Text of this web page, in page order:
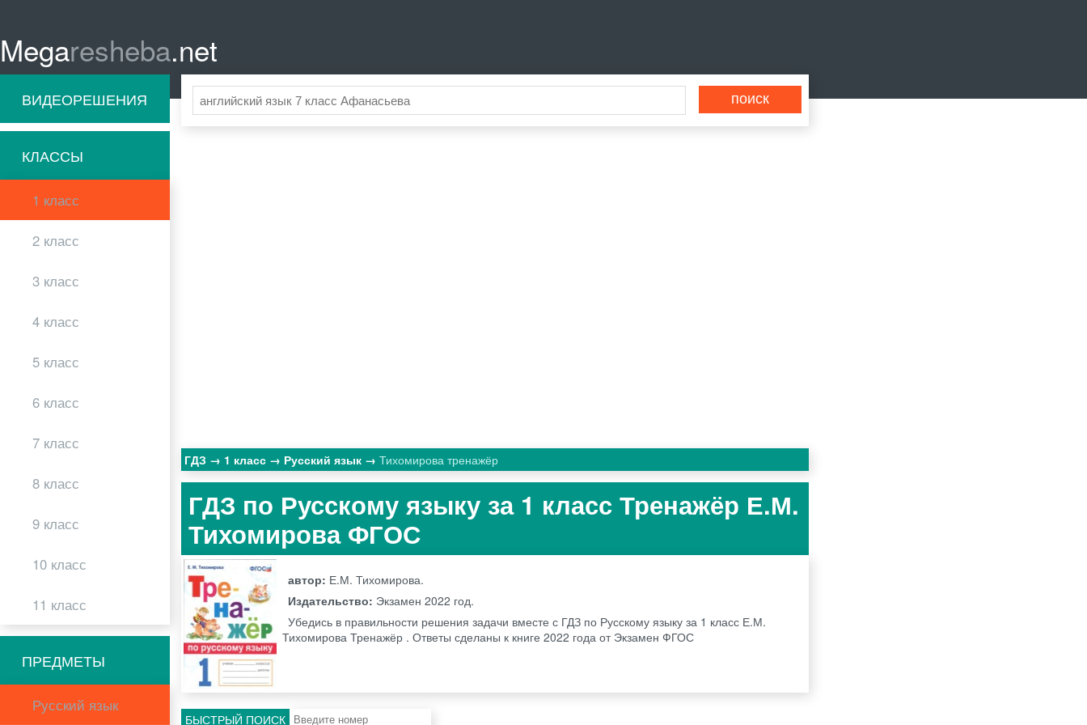
Megaresheba.net
ВИДЕОРЕШЕНИЯ
КЛАССЫ
1 класс
2 класс
3 класс
4 класс
5 класс
6 класс
7 класс
8 класс
9 класс
10 класс
11 класс
ПРЕДМЕТЫ
Русский язык
ГДЗ 1 класс Русский язык Тихомирова тренажёр
ГДЗ по Русскому языку за 1 класс Тренажёр Е.М.
Тихомирова ФГОС
автор: Е.М. Тихомирова.
Издательство: Экзамен 2022 год.
Убедись в правильности решения задачи вместе с ГДЗ по Русскому языку за 1 класс Е.М.
Тихомирова Тренажёр . Ответы сделаны к книге 2022 года от Экзамен ФГОС
БЫСТРЫЙ ПОИСК